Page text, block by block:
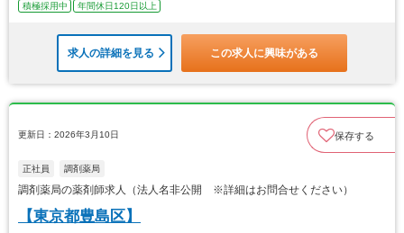
積極採用中
年間休日120日以上
求人の詳細を見る この求人に興味がある
更新日：2026年3月10日 保存する
正社員 調剤薬局
調剤薬局の薬剤師求人（法人名非公開 ※詳細はお問合せください）
【東京都豊島区】